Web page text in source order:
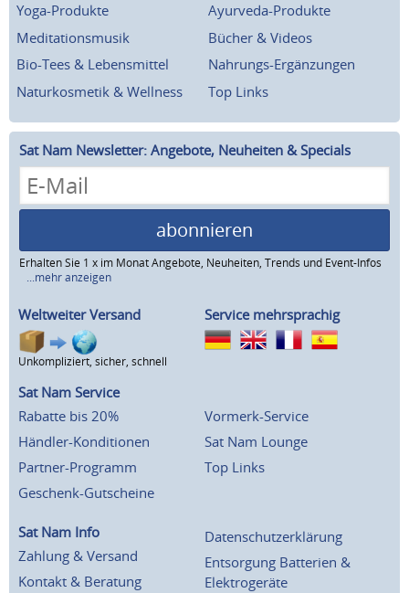
Yoga-Produkte
Ayurveda-Produkte
Meditationsmusik
Bücher & Videos
Bio-Tees & Lebensmittel
Nahrungs-Ergänzungen
Naturkosmetik & Wellness
Top Links
Sat Nam Newsletter: Angebote, Neuheiten & Specials
abonnieren
Erhalten Sie 1 x im Monat Angebote, Neuheiten, Trends und Event-Infos
...mehr anzeigen
Weltweiter Versand
Unkompliziert, sicher, schnell
Service mehrsprachig
Sat Nam Service
Rabatte bis 20%
Händler-Konditionen
Partner-Programm
Geschenk-Gutscheine
Vormerk-Service
Sat Nam Lounge
Top Links
Sat Nam Info
Zahlung & Versand
Kontakt & Beratung
Datenschutzerklärung
Entsorgung Batterien &
Elektrogeräte